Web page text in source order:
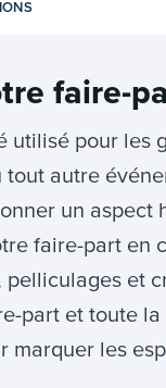
faire-
utilisé pour les
autre
un aspect
faire-part en
et
part et toute la
les